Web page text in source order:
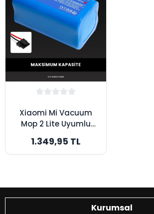
Xiaomi Mi Vacuum
Mop 2 Lite Uyumlu
Süpürge Bataryası -
Maksimum Kapasite
1.349,95 TL
Kurumsal